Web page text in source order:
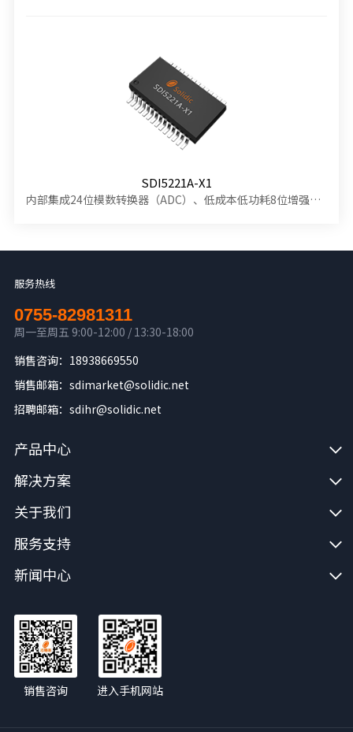
SDI5221A-X1
内部集成24位模数转换器（ADC）、低成本低功耗8位增强型的80C51单片机
服务热线
0755-82981311
周一至周五 9:00-12:00 / 13:30-18:00
销售咨询：18938669550
销售邮箱：sdimarket@solidic.net
招聘邮箱：sdihr@solidic.net
产品中心
解决方案
关于我们
服务支持
新闻中心
销售咨询 进入手机网站